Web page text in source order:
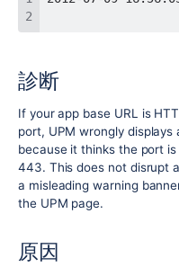
診断
If your app base URL is
port, UPM wrongly
because it thinks the port
443. This does not disrupt
a misleading warning
the UPM page.
原因